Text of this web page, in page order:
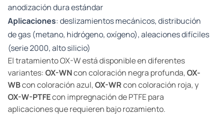
anodización dura estándar
Aplicaciones: deslizamientos mecánicos, distribución
de gas (metano, hidrógeno, oxígeno), aleaciones difíciles
(serie 2000, alto silicio)
El tratamiento OX-W está disponible en diferentes
variantes: OX-WNcon coloración negra profunda,OX-
WBcon coloración azul,OX-WRcon coloración roja, y
OX-W-PTFEcon impregnación de PTFE para
aplicaciones que requieren bajo rozamiento.